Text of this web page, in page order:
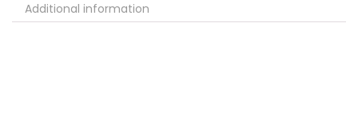
Additional information